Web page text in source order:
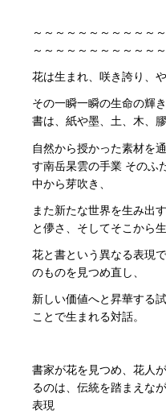
～～～～～～～～～～～
～～～～～～～～～～～
花は生まれ、咲き誇り、や
その一瞬一瞬の生命の輝
書は、紙や墨、土、木、膠
自然から授かった素材を通
す南岳杲雲の手業 そのふ
中から芽吹き、
また新たな世界を生み出
と儚さ、そしてそこから
花と書という異なる表現
のものを見つめ直し、
新しい価値へと昇華する
ことで生まれる対話。
書家が花を見つめ、花人
るのは、伝統を踏まえな
表現